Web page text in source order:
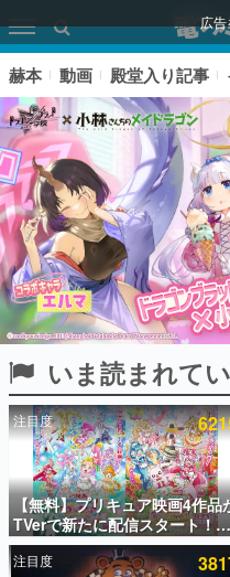
広
ピックアップ
電ファミのいま読まれている
アプリセール情報
インタビュー
赫本 動画 殿堂入り記事
いま読まれて
注目度
【無料】プリキュア映画4作品
TVerで新たに配信スタート！な
んと2018年～2024年の映画ほ
すべてが見放題に、ぶっちゃけ
注目度